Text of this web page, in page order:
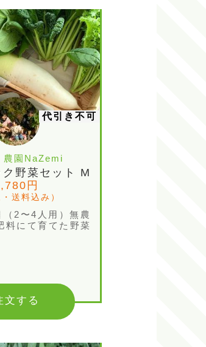
代引き不可
農園NaZemi
野菜セット M
円
・送料込み）
2〜4人用）無農
料にて育てた野菜
文する